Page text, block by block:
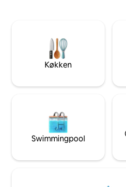
strande mellem Nosara og Ostional.
Perfekt til familier, par eller folk, der
arbejder hjemmefra og ønsker
privatliv og en af Costa Ricas mest
Køkken
Swimmingpool